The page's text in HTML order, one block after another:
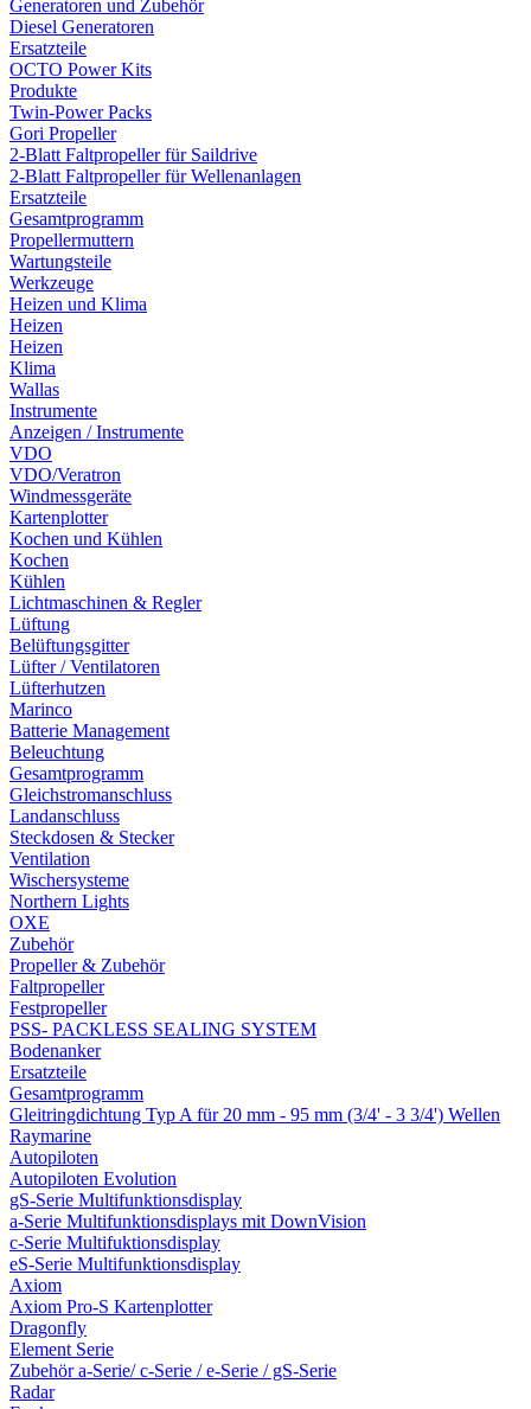
Generatoren und Zubehör
Diesel Generatoren
Ersatzteile
OCTO Power Kits
Produkte
Twin-Power Packs
Gori Propeller
2-Blatt Faltpropeller für Saildrive
2-Blatt Faltpropeller für Wellenanlagen
Ersatzteile
Gesamtprogramm
Propellermuttern
Wartungsteile
Werkzeuge
Heizen und Klima
Heizen
Heizen
Klima
Wallas
Instrumente
Anzeigen / Instrumente
VDO
VDO/Veratron
Windmessgeräte
Kartenplotter
Kochen und Kühlen
Kochen
Kühlen
Lichtmaschinen & Regler
Lüftung
Belüftungsgitter
Lüfter / Ventilatoren
Lüfterhutzen
Marinco
Batterie Management
Beleuchtung
Gesamtprogramm
Gleichstromanschluss
Landanschluss
Steckdosen & Stecker
Ventilation
Wischersysteme
Northern Lights
OXE
Zubehör
Propeller & Zubehör
Faltpropeller
Festpropeller
PSS- PACKLESS SEALING SYSTEM
Bodenanker
Ersatzteile
Gesamtprogramm
Gleitringdichtung Typ A für 20 mm - 95 mm (3/4' - 3 3/4') Wellen
Raymarine
Autopiloten
Autopiloten Evolution
gS-Serie Multifunktionsdisplay
a-Serie Multifunktionsdisplays mit DownVision
c-Serie Multifuktionsdisplay
eS-Serie Multifunktionsdisplay
Axiom
Axiom Pro-S Kartenplotter
Dragonfly
Element Serie
Zubehör a-Serie/ c-Serie / e-Serie / gS-Serie
Radar